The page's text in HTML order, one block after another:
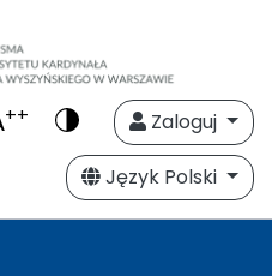
++
Zaloguj
Język Polski